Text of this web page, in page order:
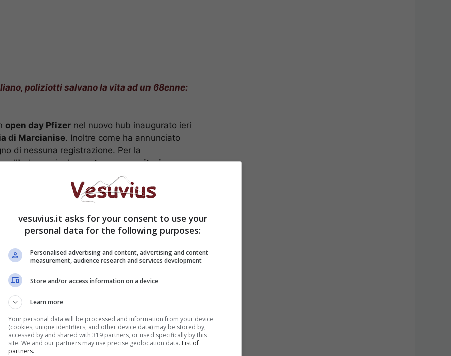
poliziotti salvano la vita ad un 68enne:
open day Pfizer nel nuovo hub inaugurato ieri
di Marcianise. Inoltre come ha annunciato
di nessuna registrazione. Per la
all’hub vaccinale contessera sanitaria e
di martedì 29 giugno. Andiamo
la campagna vaccinale.
Luca preoccupato:
vesuvius.it asks for your consent to use your
personal data for the following purposes:
Personalised advertising and content, advertising and content
measurement, audience research and services development
Store and/or access information on a device
Learn more
Your personal data will be processed and information from your device
(cookies, unique identifiers, and other device data) may be stored by,
accessed by and shared with 319 partners, or used specifically by this
site. We and our partners may use precise geolocation data. List of
partners.